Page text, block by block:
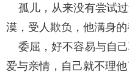
孤儿，从来没有尝试
漠，受人欺负，他满身
委屈，好不容易与自
爱与亲情，自己就不理他